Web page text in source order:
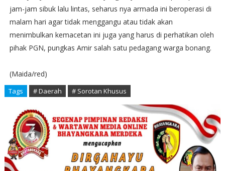
jam-jam sibuk lalu lintas, seharus nya armada ini beroperasi di
malam hari agar tidak menggangu atau tidak akan
menimbulkan kemacetan ini juga yang harus di perhatikan oleh
pihak PGN, pungkas Amir salah satu pedagang warga bonang.
(Maida/red)
Tags # Daerah # Sorotan Khusus